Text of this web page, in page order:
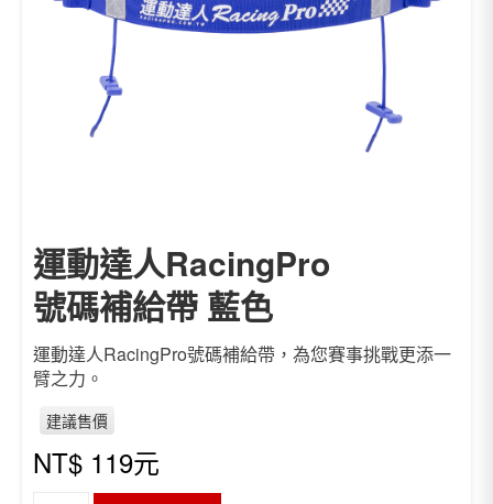
運動達人RacingPro
號碼補給帶 藍色
運動達人RacingPro號碼補給帶，為您賽事挑戰更添一
臂之力。
建議售價
NT$ 119元